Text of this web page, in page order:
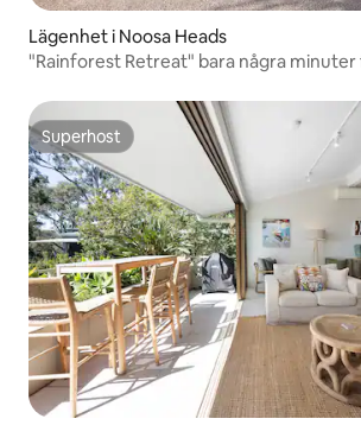
Lägenhet i Noosa Heads
"Rainforest Retreat" bara några
Superhost
Superhost